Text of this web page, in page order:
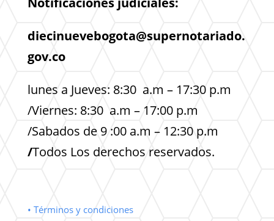
diecinuevebogota@supernotariado.
gov.co
lunes a Jueves: 8:30 a.m – 17:30 p.m
/Viernes: 8:30 a.m – 17:00 p.m
/Sabados de 9 :00 a.m – 12:30 p.m
/Todos Los derechos reservados.
• Términos y condiciones